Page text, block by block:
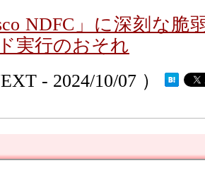
NDFC」に深刻な脆
実行のおそれ
- 2024/10/07 ）